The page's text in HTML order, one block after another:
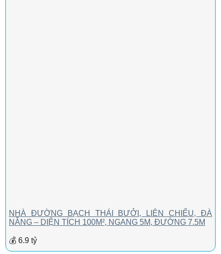
NHÀ ĐƯỜNG BẠCH THÁI BƯỞI, LIÊN CHIỂU, ĐÀ
NẴNG – DIỆN TÍCH 100M², NGANG 5M, ĐƯỜNG 7.5M
💰 6.9 tỷ